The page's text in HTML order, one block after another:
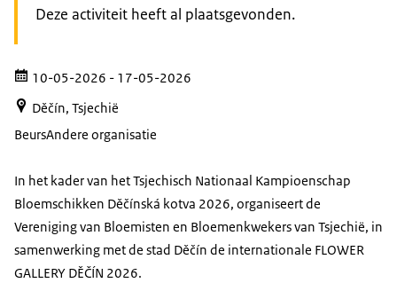
Deze activiteit heeft al plaatsgevonden.
10-05-2026 - 17-05-2026
Děčín, Tsjechië
BeursAndere organisatie
In het kader van het Tsjechisch Nationaal Kampioenschap
Bloemschikken Děčínská kotva 2026, organiseert de
Vereniging van Bloemisten en Bloemenkwekers van Tsjechië, in
samenwerking met de stad Děčín de internationale FLOWER
GALLERY DĚČÍN 2026.